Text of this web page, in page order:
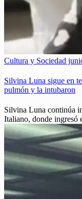
Cultura y Sociedad
Silvina Luna sigue en
pulmón y la intubaron
Silvina Luna continúa
Italiano, donde